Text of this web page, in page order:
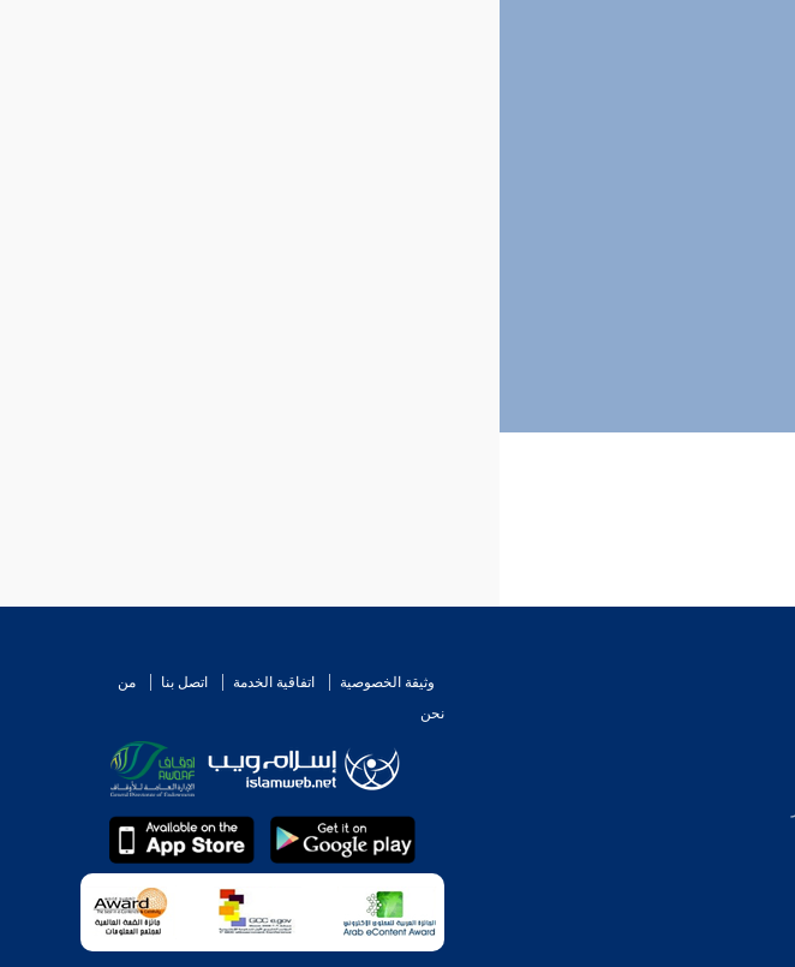
وثيقة الخصوصية اتفاقية الخدمة اتصل بنا
من
نحن